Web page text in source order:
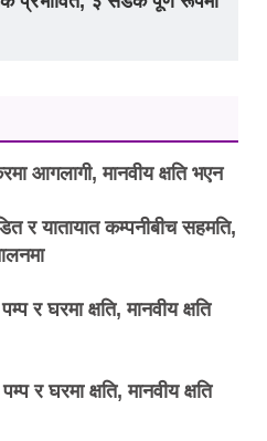
आगलागी, मानवीय क्षति भएन
र यातायात कम्पनीबीच सहमति,
र घरमा क्षति, मानवीय क्षति
र घरमा क्षति, मानवीय क्षति